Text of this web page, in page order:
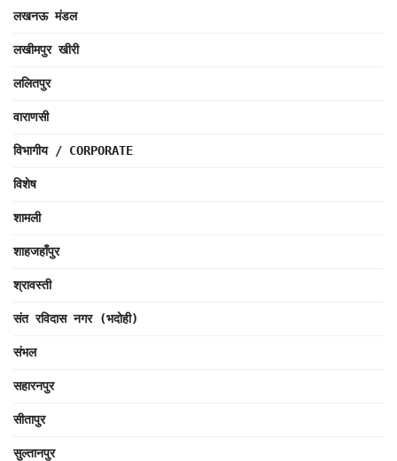
लखनऊ मंडल
लखीमपुर खीरी
ललितपुर
वाराणसी
विभागीय / CORPORATE
विशेष
शामली
शाहजहाँपुर
श्रावस्ती
संत रविदास नगर (भदोही)
संभल
सहारनपुर
सीतापुर
सुल्तानपुर